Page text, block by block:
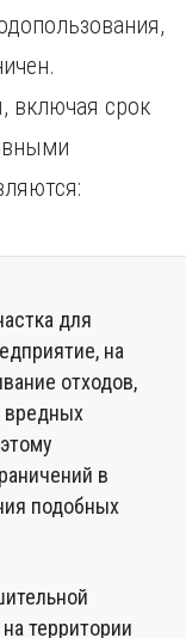
включая срок
для
на
отходов,
вредных
в
подобных
территории